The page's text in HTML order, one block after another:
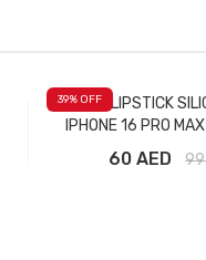
39% OFF
RHODE LIPSTICK
IPHONE 16 PRO
60 AED 99